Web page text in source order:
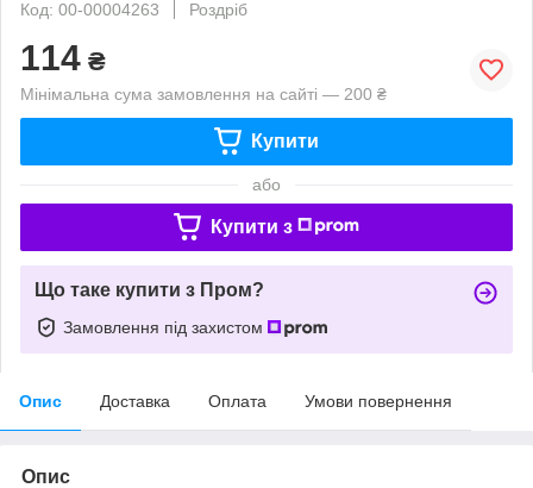
Код: 00-00004263
Роздріб
114 ₴
Мінімальна сума замовлення на сайті — 200 ₴
Купити
або
Купити з
Що таке купити з Пром?
Замовлення під захистом
Опис Доставка Оплата Умови повернення
Опис